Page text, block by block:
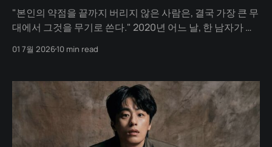
"본인의 약점을 끝까지 버리지 않은 사람은, 결국 가장 큰 무
대에서 그것을 무기로 쓴다." 2020년 어느 날, 한 남자가 연
서 가장 주목받는 대작, 좀비 블록버스터 「반도」의 악역
는 이름이 알려졌지만, 100억 대
01 7월 202610 min read